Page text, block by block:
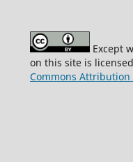
Except
on this site is
Commons